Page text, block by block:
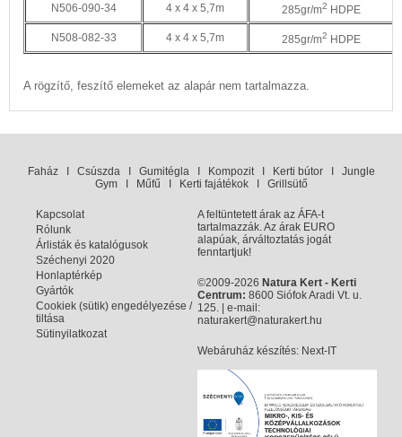
N506-090-34 4 x 4 x 5,7m 285gr/m2 HDPE
N508-082-33 4 x 4 x 5,7m 285gr/m2 HDPE
A rögzítő, feszítő elemeket az alapár nem tartalmazza.
FaházI CsúszdaI GumitéglaI KompozitI Kerti bútorI Jungle
GymI Műfű Kerti fajátékokI Grillsütő
Kapcsolat
Rólunk
Árlisták és katalógusok
Széchenyi 2020
Honlaptérkép
Gyártók
Cookiek (sütik) engedélyezése /
tiltása
Sütinyilatkozat
A feltüntetett árak az ÁFA-t
tartalmazzák. Az árak EURO
alapúak, árváltoztatás jogát
fenntartjuk!
©2009-2026 Natura Kert - Kerti
Centrum: 8600 Siófok Aradi Vt. u.
125. | e-mail:
naturakert@naturakert.hu
Webáruház készítés: Next-IT